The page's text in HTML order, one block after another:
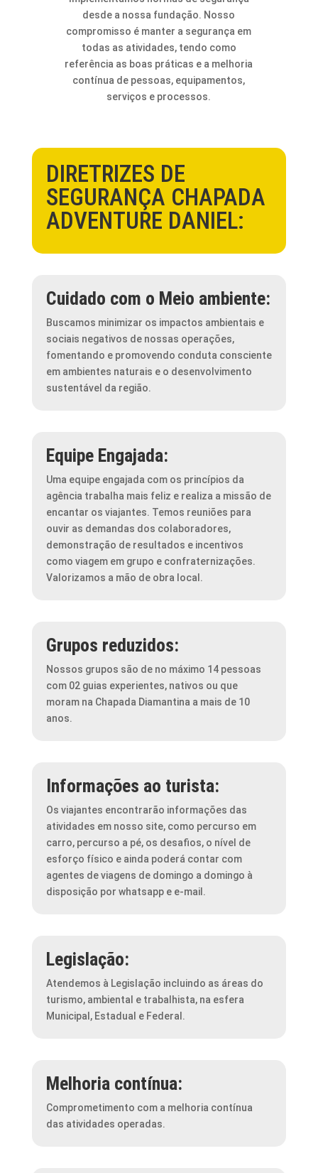
desde a nossa fundação. Nosso
compromisso é manter a segurança em
todas as atividades, tendo como
referência as boas práticas e a melhoria
contínua de pessoas, equipamentos,
serviços e processos.
DIRETRIZES DE
SEGURANÇA CHAPADA
ADVENTURE DANIEL:
Cuidado com o Meio ambiente:
Buscamos minimizar os impactos ambientais e
sociais negativos de nossas operações,
fomentando e promovendo conduta consciente
em ambientes naturais e o desenvolvimento
sustentável da região.
Equipe Engajada:
Uma equipe engajada com os princípios da
agência trabalha mais feliz e realiza a missão de
encantar os viajantes. Temos reuniões para
ouvir as demandas dos colaboradores,
demonstração de resultados e incentivos
como viagem em grupo e confraternizações.
Valorizamos a mão de obra local.
Grupos reduzidos:
Nossos grupos são de no máximo 14 pessoas
com 02 guias experientes, nativos ou que
moram na Chapada Diamantina a mais de 10
anos.
Informações ao turista:
Os viajantes encontrarão informações das
atividades em nosso site, como percurso em
carro, percurso a pé, os desafios, o nível de
esforço físico e ainda poderá contar com
agentes de viagens de domingo a domingo à
disposição por whatsapp e e-mail.
Legislação:
Atendemos à Legislação incluindo as áreas do
turismo, ambiental e trabalhista, na esfera
Municipal, Estadual e Federal.
Melhoria contínua:
Comprometimento com a melhoria contínua
das atividades operadas.